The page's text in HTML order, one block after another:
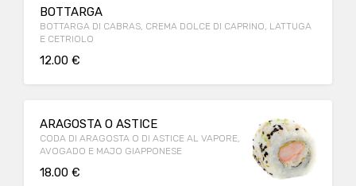
BOTTARGA
BOTTARGA DI CABRAS, CREMA DOLCE DI CAPRINO, LATTUGA
E CETRIOLO
12.00 €
ARAGOSTA O ASTICE
CODA DI ARAGOSTA O DI ASTICE AL VAPORE,
AVOGADO E MAJO GIAPPONESE
18.00 €